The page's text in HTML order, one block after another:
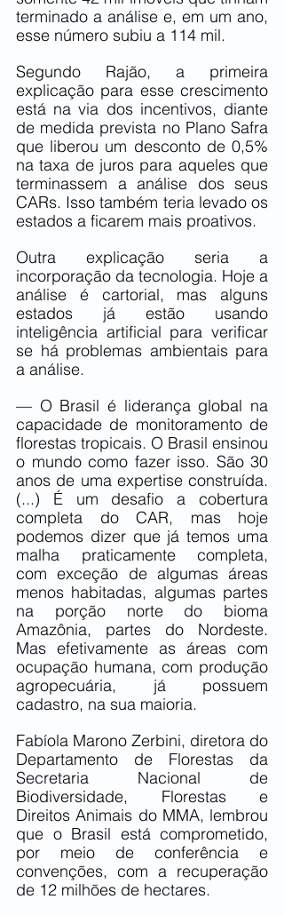
terminado a análise e, em um ano,
esse número subiu a 114 mil.
Segundo Rajão, a primeira
explicação para esse crescimento
está na via dos incentivos, diante
de medida prevista no Plano Safra
que liberou um desconto de 0,5%
na taxa de juros para aqueles que
terminassem a análise dos seus
CARs. Isso também teria levado os
estados a ficarem mais proativos.
Outra explicação seria a
incorporação da tecnologia. Hoje a
análise é cartorial, mas alguns
estados já estão usando
inteligência artificial para verificar
se há problemas ambientais para
a análise.
— O Brasil é liderança global na
capacidade de monitoramento de
florestas tropicais. O Brasil ensinou
o mundo como fazer isso. São 30
anos de uma expertise construída.
(...) É um desafio a cobertura
completa do CAR, mas hoje
podemos dizer que já temos uma
malha praticamente completa,
com exceção de algumas áreas
menos habitadas, algumas partes
na porção norte do bioma
Amazônia, partes do Nordeste.
Mas efetivamente as áreas com
ocupação humana, com produção
agropecuária, já possuem
cadastro, na sua maioria.
Fabíola Marono Zerbini, diretora do
Departamento de Florestas da
Secretaria Nacional de
Biodiversidade, Florestas e
Direitos Animais do MMA, lembrou
que o Brasil está comprometido,
por meio de conferência e
convenções, com a recuperação
de 12 milhões de hectares.